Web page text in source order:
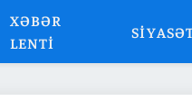
XƏBƏR
LENTI